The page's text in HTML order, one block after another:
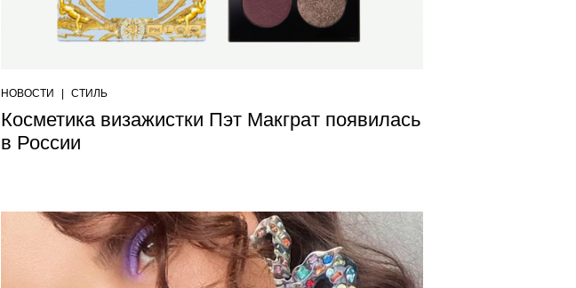
НОВОСТИ СТИЛЬ
Косметика визажистки Пэт Макграт появилась
в России